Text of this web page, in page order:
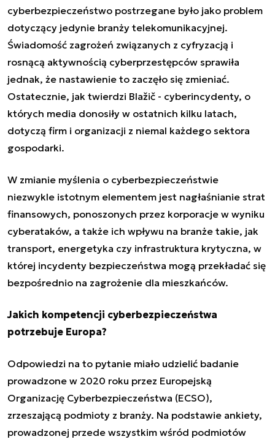
cyberbezpieczeństwo postrzegane było jako problem
dotyczący jedynie branży telekomunikacyjnej.
Świadomość zagrożeń związanych z cyfryzacją i
rosnącą aktywnością cyberprzestępców sprawiła
jednak, że nastawienie to zaczęło się zmieniać.
Ostatecznie, jak twierdzi Blažič - cyberincydenty, o
których media donosiły w ostatnich kilku latach,
dotyczą firm i organizacji z niemal każdego sektora
gospodarki.
W zmianie myślenia o cyberbezpieczeństwie
niezwykle istotnym elementem jest nagłaśnianie strat
finansowych, ponoszonych przez korporacje w wyniku
cyberataków, a także ich wpływu na branże takie, jak
transport, energetyka czy infrastruktura krytyczna, w
której incydenty bezpieczeństwa mogą przekładać się
bezpośrednio na zagrożenie dla mieszkańców.
Jakich kompetencji cyberbezpieczeństwa
potrzebuje Europa?
Odpowiedzi na to pytanie miało udzielić badanie
prowadzone w 2020 roku przez Europejską
Organizację Cyberbezpieczeństwa (ECSO),
zrzeszającą podmioty z branży. Na podstawie ankiety,
prowadzonej przede wszystkim wśród podmiotów